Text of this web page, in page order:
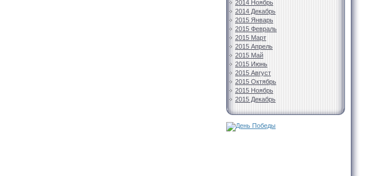
2014 Ноябрь
2014 Декабрь
2015 Январь
2015 Февраль
2015 Март
2015 Апрель
2015 Май
2015 Июнь
2015 Август
2015 Октябрь
2015 Ноябрь
2015 Декабрь